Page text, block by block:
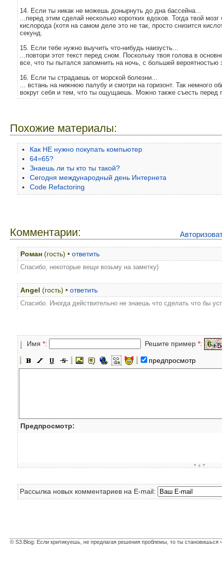
14. Если ты никак не можешь донырнуть до дна бассейна...
...перед этим сделай несколько коротких вдохов. Тогда твой
кислорода (хотя на самом деле это не так, просто снизится
секунд.
15. Если тебе нужно выучить что-нибудь наизусть...
...повтори этот текст перед сном. Поскольку твоя голова в
все, что ты пытался запомнить на ночь, с большей
16. Если ты страдаешь от морской болезни...
... встань на нижнюю палубу и смотри на горизонт. Так немного
вокруг себя и тем, что ты ощущаешь. Можно также съесть перед
Похожие материалы:
Как НЕ нужно покупать компьютер
64=65?
Знаешь ли ты кто ты такой?
Сегодня международный день Интернета
Code Refactoring
Комментарии:
Роман (гость) • ответить
Спасибо, некоторые вещи возьму на заметку)
Angel (гость) • ответить
Спасибо. Иногда действительно не знаешь что сделать что бы
Имя *: Решите пример *:
предпросмотр
Предпросмотр:
▼▲▼
Рассылка новых комментариев на E-mail:
© S3.Blog: Если критикуешь, не предлагая решения проблемы, то ты становишься